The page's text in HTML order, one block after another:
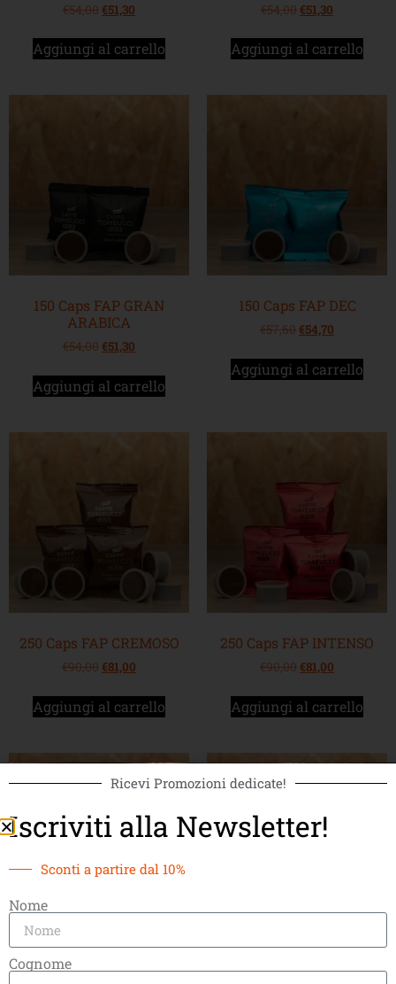
€54,00 €51,30
Aggiungi al carrello
€54,00 €51,30
Aggiungi al carrello
150 Caps FAP GRAN
ARABICA
€54,00 €51,30
Aggiungi al carrello
150 Caps FAP DEC
€57,60 €54,70
Aggiungi al carrello
250 Caps FAP CREMOSO
€90,00 €81,00
Aggiungi al carrello
250 Caps FAP INTENSO
€90,00 €81,00
Aggiungi al carrello
250 Caps FAP GRAN
Ricevi Promozioni dedicate!
Iscriviti alla Newsletter!
Sconti a partire dal 10%
Nome
Cognome